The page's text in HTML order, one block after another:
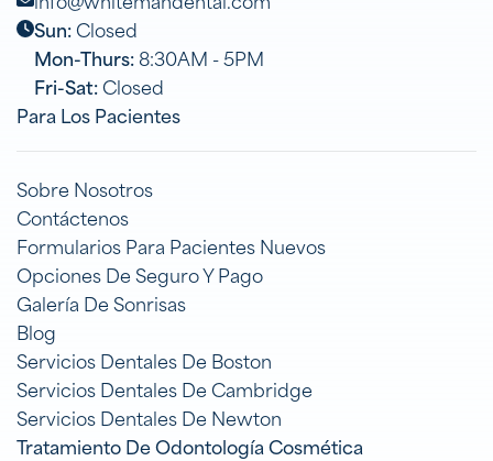
Sun:Closed
Mon-Thurs:8:30AM - 5PM
Fri-Sat:Closed
Para Los Pacientes
Sobre Nosotros
Contáctenos
Formularios Para Pacientes Nuevos
Opciones De Seguro Y Pago
Galería De Sonrisas
Blog
Servicios Dentales De Boston
Servicios Dentales De Cambridge
Servicios Dentales De Newton
Tratamiento De Odontología Cosmética